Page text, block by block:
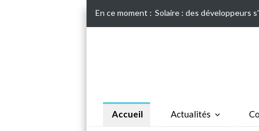
En ce moment : Solaire : des développeurs
Accueil Actualités